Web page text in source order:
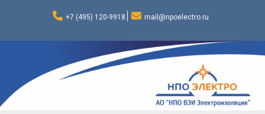
+7 (495) 120-9918 mail@npoelectro.ru